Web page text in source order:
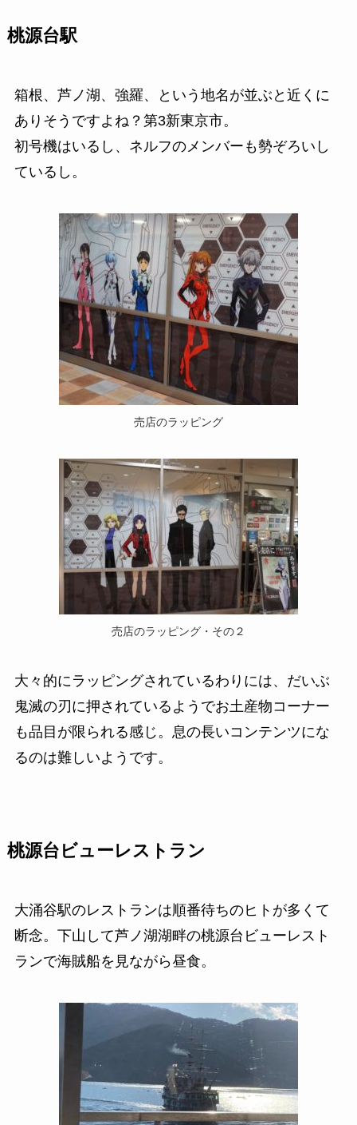
桃源台駅
箱根、芦ノ湖、強羅、という地名が並ぶと近くに
ありそうですよね？第3新東京市。
初号機はいるし、ネルフのメンバーも勢ぞろいし
ているし。
売店のラッピング
売店のラッピング・その２
大々的にラッピングされているわりには、だいぶ
鬼滅の刃に押されているようでお土産物コーナー
も品目が限られる感じ。息の長いコンテンツにな
るのは難しいようです。
桃源台ビューレストラン
大涌谷駅のレストランは順番待ちのヒトが多くて
断念。下山して芦ノ湖湖畔の桃源台ビューレスト
ランで海賊船を見ながら昼食。